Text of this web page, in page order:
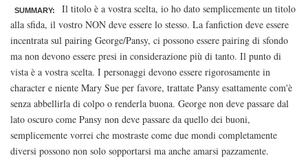
SUMMARY:
Il titolo è a vostra scelta, io ho dato semplicemente un titolo
alla sfida, il vostro NON deve essere lo stesso. La fanfiction deve essere
incentrata sul pairing George/Pansy, ci possono essere pairing di sfondo
ma non devono essere presi in considerazione più di tanto. Il punto di
vista è a vostra scelta. I personaggi devono essere rigorosamente in
character e niente Mary Sue per favore, trattate Pansy esattamente com'è
senza abbellirla di colpo o renderla buona. George non deve passare dal
lato oscuro come Pansy non deve passare da quello dei buoni,
semplicemente vorrei che mostraste come due mondi completamente
diversi possono non solo sopportarsi ma anche amarsi pazzamente.